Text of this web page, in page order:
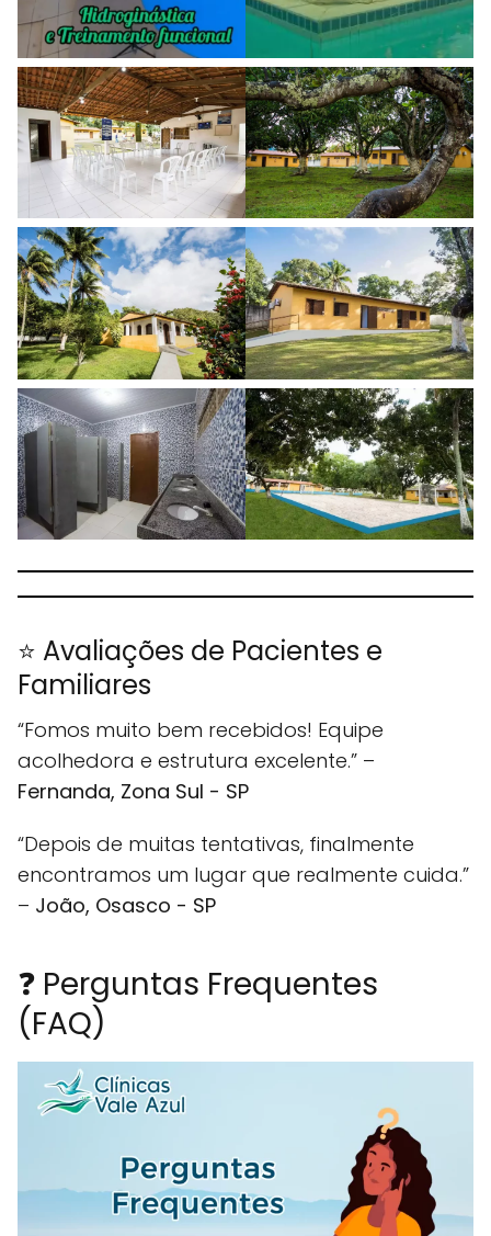
⭐ Avaliações de Pacientes e
Familiares
“Fomos muito bem recebidos! Equipe
acolhedora e estrutura excelente.” –
Fernanda, Zona Sul - SP
“Depois de muitas tentativas, finalmente
encontramos um lugar que realmente cuida.”
– João, Osasco - SP
❓ Perguntas Frequentes
(FAQ)